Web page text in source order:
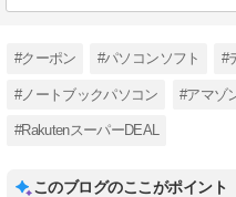
#クーポン #パソコンソフト #
#ノートブックパソコン #アマゾ
#RakutenスーパーDEAL
このブログのここがポイント